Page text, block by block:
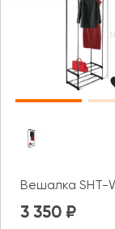
Вешалка SHT-
3 350